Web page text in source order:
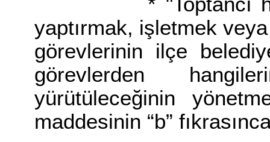
yaptırmak, işletmek
görevlerinin ilçe
görevlerden
yürütüleceğinin
maddesinin “b”